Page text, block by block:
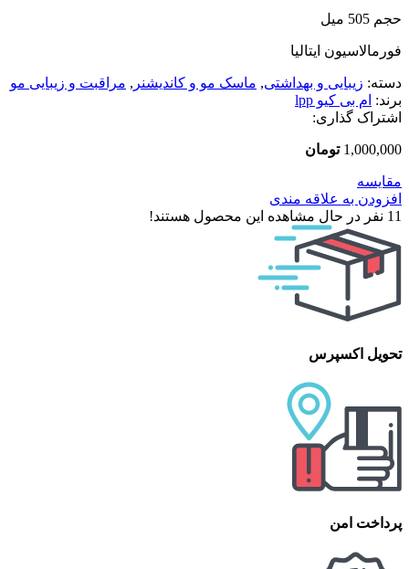
حجم 505 میل
فورمالاسیون ایتالیا
دسته: زیبایی و بهداشتی, ماسک مو و کاندیشنر , مراقبت و زیبایی مو
برند: ام بی کیو lpp
اشتراک گذاری:
1,000,000 تومان
مقایسه
افزودن به علاقه مندی
11 نفر در حال مشاهده این محصول هستند!
تحویل اکسپرس
پرداخت امن